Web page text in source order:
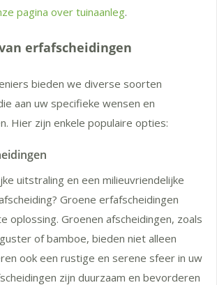
pagina over tuinaanleg.
erfafscheidingen
bieden we diverse soorten
aan uw specifieke wensen en
Hier zijn enkele populaire opties:
uitstraling en een milieuvriendelijke
Groene erfafscheidingen
oplossing. Groenen afscheidingen, zoals
of bamboe, bieden niet alleen
ook een rustige en serene sfeer in uw
zijn duurzaam en bevorderen